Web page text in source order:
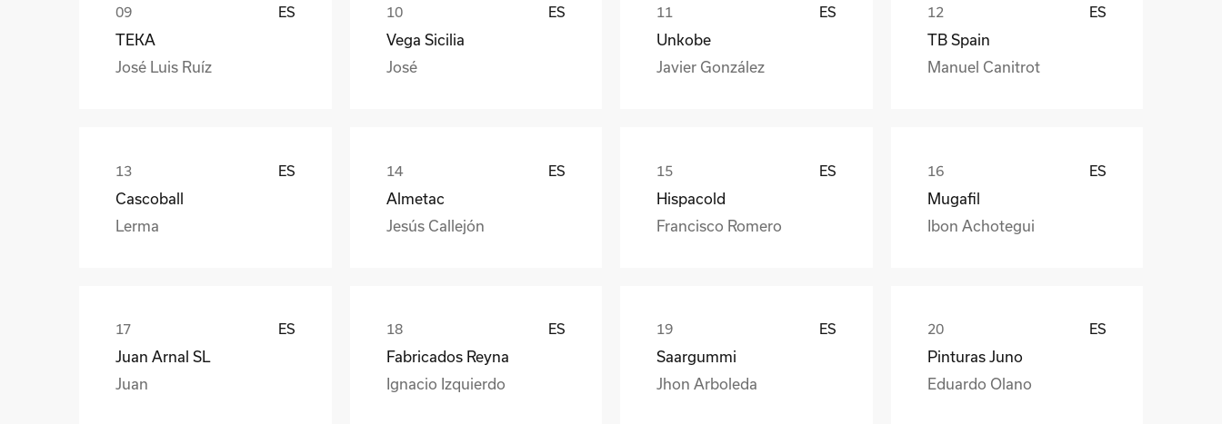
ES
TEKA
José Luis Ruíz
ES
Vega Sicilia
José
ES
Unkobe
Javier González
ES
TB Spain
Manuel Canitrot
ES
Cascoball
Lerma
ES
Almetac
Jesús Callejón
ES
Hispacold
Francisco Romero
ES
Mugafil
Ibon Achotegui
ES
Juan Arnal SL
Juan
ES
Fabricados Reyna
Ignacio Izquierdo
ES
Saargummi
Jhon Arboleda
ES
Pinturas Juno
Eduardo Olano